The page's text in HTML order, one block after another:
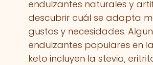
endulzantes naturales y
descubrir cuál se adapta
gustos y necesidades.
endulzantes populares en
keto incluyen la stevia,